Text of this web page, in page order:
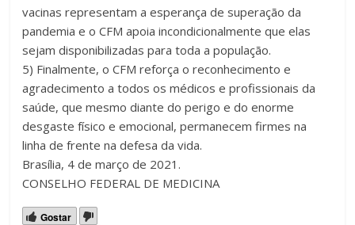
vacinas representam a esperança de superação da
pandemia e o CFM apoia incondicionalmente que elas
sejam disponibilizadas para toda a população.
5) Finalmente, o CFM reforça o reconhecimento e
agradecimento a todos os médicos e profissionais da
saúde, que mesmo diante do perigo e do enorme
desgaste físico e emocional, permanecem firmes na
linha de frente na defesa da vida.
Brasília, 4 de março de 2021.
CONSELHO FEDERAL DE MEDICINA
Gostar